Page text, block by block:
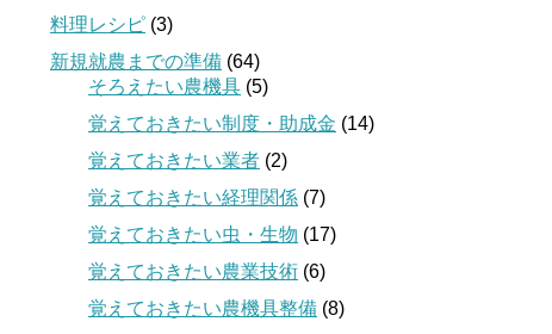
料理レシピ (3)
新規就農までの準備 (64)
そろえたい農機具 (5)
覚えておきたい制度・助成金 (14)
覚えておきたい業者 (2)
覚えておきたい経理関係 (7)
覚えておきたい虫・生物 (17)
覚えておきたい農業技術 (6)
覚えておきたい農機具整備 (8)